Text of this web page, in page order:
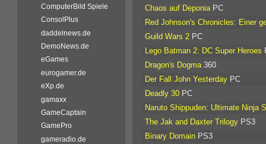
Chaos auf DeponiaPC
Red Johnson's Chronicles: Einer
Guild Wars 2PC
Lego Batman 2: DC Super Heroes
Dragon's Dogma360
Der Fall John YesterdayPC
Deadly 30PC
Naruto Shippuden: Ultimate Ninja
The Jak and Daxter TrilogyPS3
Binary DomainPS3
ComputerBild Spiele
ConsolPlus
daddelnews.de
DemoNews.de
eGames
eurogamer.de
eXp.de
gamaxx
GameCaptain
GamePro
gameradio.de